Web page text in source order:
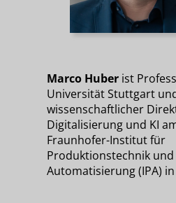
Marco Huberist
Universität Stuttgart
wissenschaftlicher
Digitalisierung und KI
Fraunhofer-Institut für
Produktionstechnik und
Automatisierung (IPA)